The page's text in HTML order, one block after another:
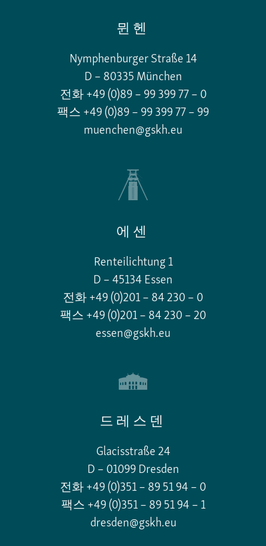
뮌헨
Nymphenburger Straße 14
D – 80335 München
전화 +49 (0)89 – 99 399 77 – 0
팩스 +49 (0)89 – 99 399 77 – 99
muenchen@gskh.eu
에센
Renteilichtung 1
D – 45134 Essen
전화 +49 (0)201 – 84 230 – 0
팩스 +49 (0)201 – 84 230 – 20
essen@gskh.eu
드레스덴
Glacisstraße 24
D – 01099 Dresden
전화 +49 (0)351 – 89 51 94 – 0
팩스 +49 (0)351 – 89 51 94 – 1
dresden@gskh.eu